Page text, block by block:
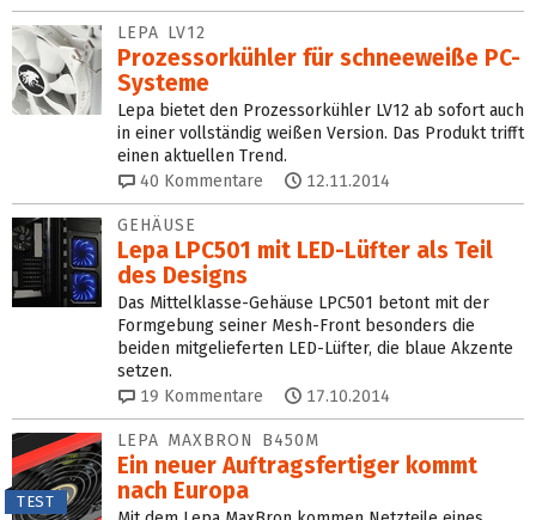
LEPA LV12
Prozessorkühler für schneeweiße PC-
Systeme
Lepa bietet den Prozessorkühler LV12 ab sofort auch
in einer vollständig weißen Version. Das Produkt trifft
einen aktuellen Trend.
40 Kommentare 12.11.2014
GEHÄUSE
Lepa LPC501 mit LED-Lüfter als Teil
des Designs
Das Mittelklasse-Gehäuse LPC501 betont mit der
Formgebung seiner Mesh-Front besonders die
beiden mitgelieferten LED-Lüfter, die blaue Akzente
setzen.
19 Kommentare 17.10.2014
TEST
LEPA MAXBRON B450M
Ein neuer Auftragsfertiger kommt
nach Europa